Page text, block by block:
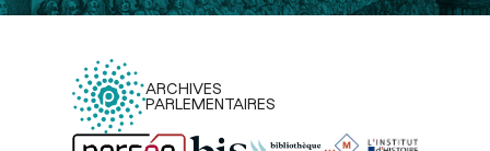
ARCHIVES
PARLEMENTAIRES